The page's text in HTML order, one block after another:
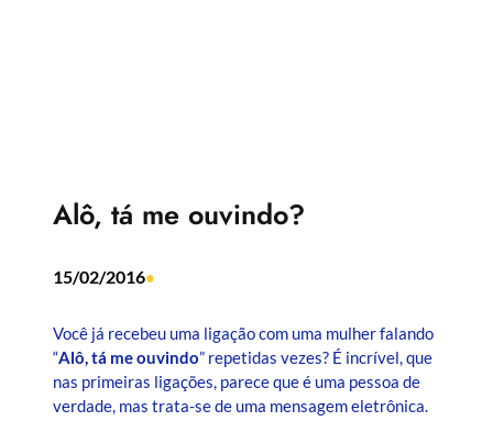
Alô, tá me ouvindo?
15/02/2016•
Você já recebeu uma ligação com uma mulher falando
“Alô, tá me ouvindo” repetidas vezes? É incrível, que
nas primeiras ligações, parece que é uma pessoa de
verdade, mas trata-se de uma mensagem eletrônica.